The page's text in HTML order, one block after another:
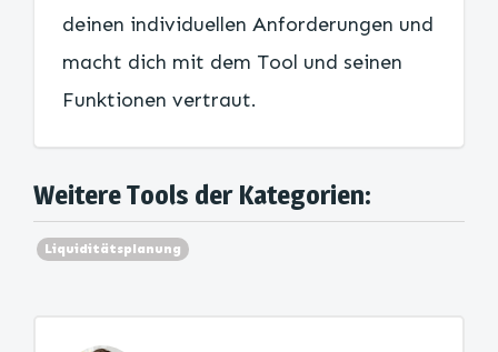
deinen individuellen Anforderungen und
macht dich mit dem Tool und seinen
Funktionen vertraut.
Weitere Tools der Kategorien:
Liquiditätsplanung